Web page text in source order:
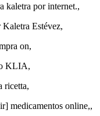
kaletra por internet.,
Estévez,
on,
KLIA,
ricetta,
medicamentos online,,